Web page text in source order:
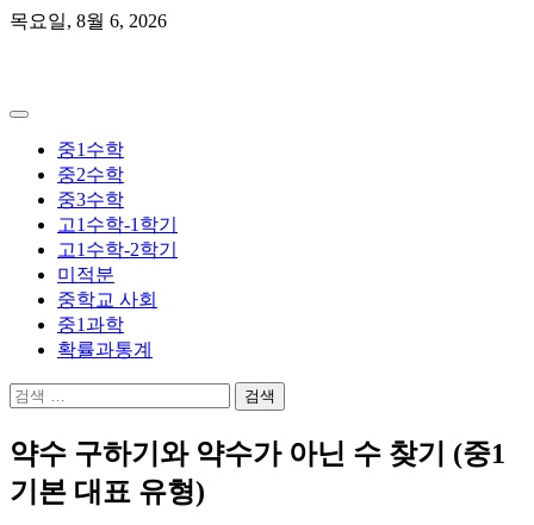
Skip
목요일, 8월 6, 2026
중1수학
중2수학
중3수학
고1수학-1학기
고1수학-2학기
미적분
중학교 사회
중1과학
확률과통계
검
약수 구하기와 약수가 아닌 수 찾기 (중1
기본 대표 유형)